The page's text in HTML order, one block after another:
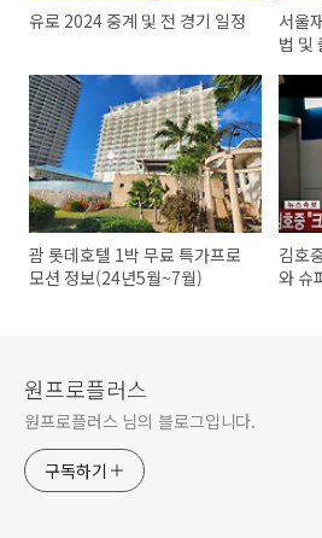
유로 2024 중계 및 전 경기 일정
서울
법 및
괌 롯데호텔 1박 무료 특가프로
모션 정보(24년5월~7월)
김호
와 슈
원프로플러스
원프로플러스 님의 블로그입니다.
구독하기